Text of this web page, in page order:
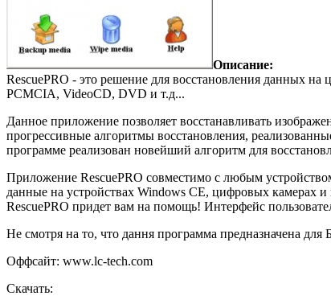
Описание:
RescuePRO - это решение для восстановления данных
PCMCIA, VideoCD, DVD и т.д...
Данное приложение позволяет восстанавливать
прогрессивные алгоритмы восстановления,
программе реализован новейший алгоритм для
Приложение RescuePRO совместимо с любым
данные на устройствах Windows CE, цифровых камерах
RescuePRO придет вам на помощь! Интерфейс
Не смотря на то, что дання программа предназначена
Оффсайт: www.lc-tech.com
Скачать: